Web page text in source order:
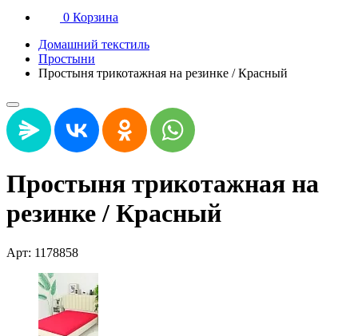
0 Корзина
Домашний текстиль
Простыни
Простыня трикотажная на резинке / Красный
Простыня трикотажная на
резинке / Красный
Арт: 1178858